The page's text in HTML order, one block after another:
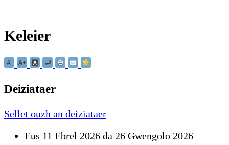
Keleier
Deiziataer
Sellet ouzh an deiziataer
Eus 11 Ebrel 2026 da 26 Gwengolo 2026